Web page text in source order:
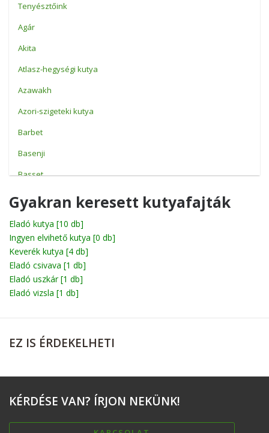
Tenyésztőink
Agár
Akita
Atlasz-hegységi kutya
Azawakh
Azori-szigeteki kutya
Barbet
Basenji
Basset
Beagle
Billy
Boerboel
Bolognese
Briard
Broholmer
Chihuahua
Chow-Chow
Gyakran keresett kutyafajták
Eladó kutya [10 db]
Ingyen elvihető kutya [0 db]
Keverék kutya [4 db]
Eladó csivava [1 db]
Eladó uszkár[1 db]
Eladó vizsla [1 db]
EZ IS ÉRDEKELHETI
KÉRDÉSE VAN? ÍRJON NEKÜNK!